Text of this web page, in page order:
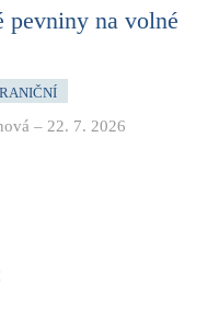
pevniny na volné
– 22. 7. 2026